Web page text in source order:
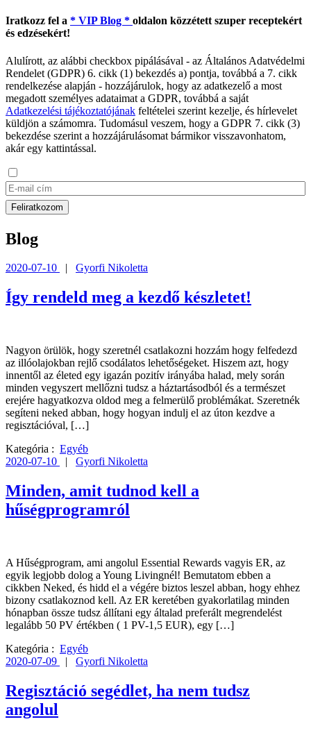
Iratkozz fel a * VIP Blog * oldalon közzétett szuper receptekért
és edzésekért!
Alulírott, az alábbi checkbox pipálásával - az Általános Adatvédelmi
Rendelet (GDPR) 6. cikk (1) bekezdés a) pontja, továbbá a 7. cikk
rendelkezése alapján - hozzájárulok, hogy az adatkezelő a most
megadott személyes adataimat a GDPR, továbbá a saját
Adatkezelési tájékoztatójának feltételei szerint kezelje, és hírlevelet
küldjön a számomra. Tudomásul veszem, hogy a GDPR 7. cikk (3)
bekezdése szerint a hozzájárulásomat bármikor visszavonhatom,
akár egy kattintással.
Blog
2020-07-10 | Gyorfi Nikoletta
Így rendeld meg a kezdő készletet!
Nagyon örülök, hogy szeretnél csatlakozni hozzám hogy felfedezd
az illóolajokban rejlő csodálatos lehetőségeket. Hiszem azt, hogy
innentől az életed egy igazán pozitív irányába halad, mely során
minden vegyszert mellőzni tudsz a háztartásodból és a természet
erejére hagyatkozva oldod meg a felmerülő problémákat. Szeretnék
segíteni neked abban, hogy hogyan indulj el az úton kezdve a
regisztációval, […]
Kategória : Egyéb
2020-07-10
| Gyorfi Nikoletta
Minden, amit tudnod kell a
hűségprogramról
A Hűségprogram, ami angolul Essential Rewards vagyis ER, az
egyik legjobb dolog a Young Livingnél! Bemutatom ebben a
cikkben Neked, és hidd el a végére biztos leszel abban, hogy ehhez
bizony csatlakoznod kell. Az ER keretében gyakorlatilag minden
hónapban össze tudsz állítani egy általad preferált megrendelést
legalább 50 PV értékben ( 1 PV-1,5 EUR), egy […]
Kategória : Egyéb
2020-07-09
| Gyorfi Nikoletta
Regisztáció segédlet, ha nem tudsz
angolul